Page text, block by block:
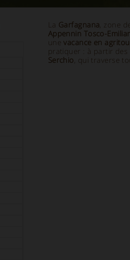
La Garfagnana, zone
Appennin Tosco-
unevacance en
pratiquer : à partir des
Serchio, qui traverse